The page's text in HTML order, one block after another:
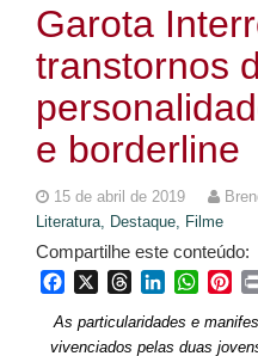
Garota
transtornos
e borderline
15 de abril de 2019
Literatura,
Destaque, Filme
Compartilhe este conteúdo:
FacebookThreadsLinkedIn
As particularidades e
vivenciados pelas duas